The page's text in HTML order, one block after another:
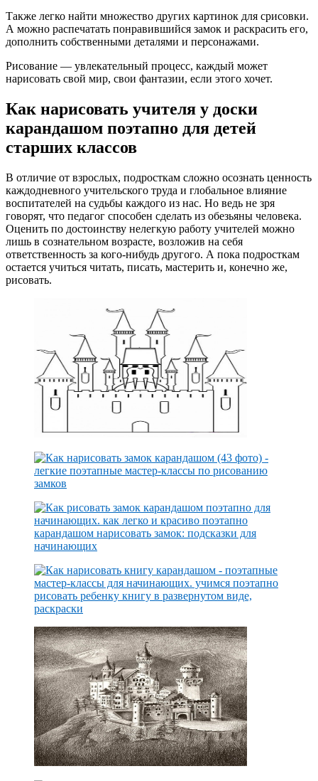
Также легко найти множество других картинок для срисовки.
А можно распечатать понравившийся замок и раскрасить его,
дополнить собственными деталями и персонажами.
Рисование — увлекательный процесс, каждый может
нарисовать свой мир, свои фантазии, если этого хочет.
Как нарисовать учителя у доски
карандашом поэтапно для детей
старших классов
В отличие от взрослых, подросткам сложно осознать ценность
каждодневного учительского труда и глобальное влияние
воспитателей на судьбы каждого из нас. Но ведь не зря
говорят, что педагог способен сделать из обезьяны человека.
Оценить по достоинству нелегкую работу учителей можно
лишь в сознательном возрасте, возложив на себя
ответственность за кого-нибудь другого. А пока подросткам
остается учиться читать, писать, мастерить и, конечно же,
рисовать.